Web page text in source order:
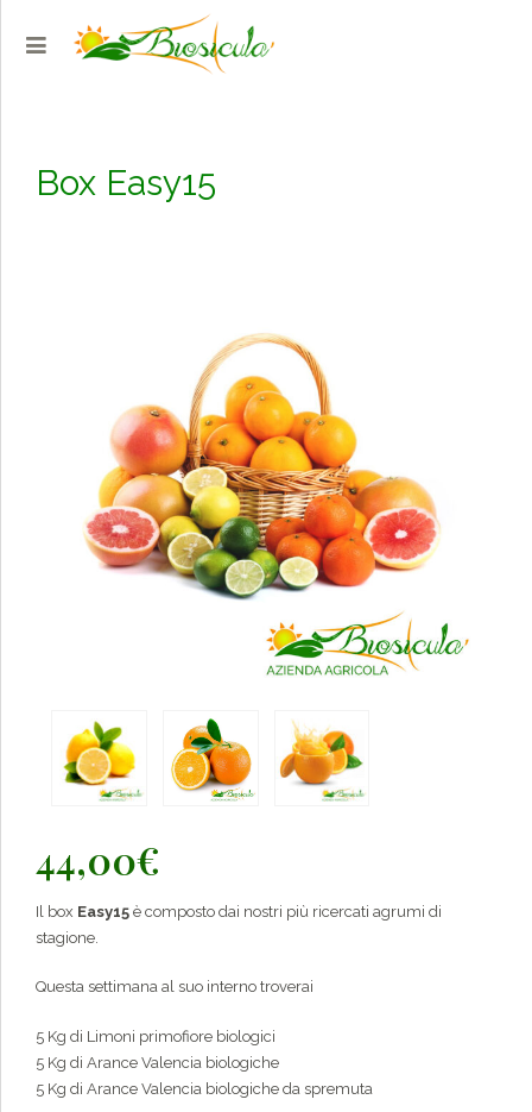
Box Easy15
44,00€
Il box Easy15 è composto dai nostri più ricercati agrumi di
stagione.
Questa settimana al suo interno troverai
5 Kg di Limoni primofiore biologici
5 Kg di Arance Valencia biologiche
5 Kg di Arance Valencia biologiche da spremuta